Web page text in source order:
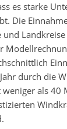
es starke
Die
durch die
als 40